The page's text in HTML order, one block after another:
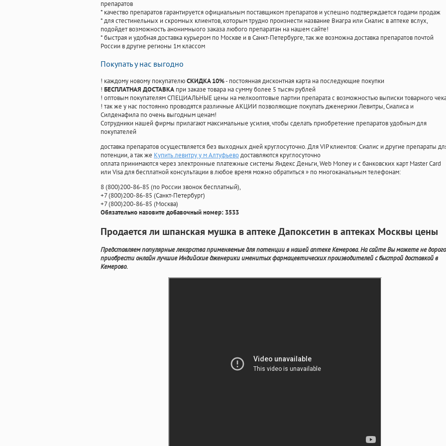
препаратов
* качество препаратов гарантируется официальным поставщиком препаратов и успешно подтверждается годами продаж
* для стестинельных и скромных клиентов, которым трудно произнести название Виагра или Сиалис в аптеке вслух,
подойдет возможность анонимныого заказа любого препаратан на нашем сайте!
* быстрая и удобная доставка курьером по Москве и в Санкт-Петербурге, так же возможна доставка препаратов почтой
России в другие регионы 1м классом
Покупать у нас выгодно
! каждому новому покупателюСКИДКА 10%- постоянная дисконтная карта на последующие покупки
! БЕСПЛАТНАЯ ДОСТАВКА при заказе товара на сумму более 5 тысяч рублей
! оптовым покупателям СПЕЦИАЛЬНЫЕ цены на мелкооптовые партии препарата с возможностью выписки товарного
! так же у нас постоянно проводятся различные АКЦИИ позволяющие покупать дженерики Левитры, Сиалиса и
Силденафила по очень выгодным ценам!
Cотрудники нашей фирмы прилагают максимальные усилия, чтобы сделать приобретение препаратов удобным для
покупателей
доставка препаратов осуществляется без выходных дней круглосуточно. Для VIP клиентов: Сиалис и другие препараты
потенции, а так же Купить левитру у м Алтуфьеводоставляются круглосуточно
оплата принимаются через электронные платежные системы Яндекс Деньги, Web Money и с банковских карт Master Card
или Visa для бесплатной консультации в любое время можно обратиться» по многоканальным телефонам:
8(800)200-86-85 (по России звонок бесплатный),
+7(800)200-86-85 (Санкт-Петербург)
+7(800)200-86-85 (Москва)
Обязательно назовите добавочный номер: 3533
Продается ли шпанская мушка в аптеке Дапоксетин в аптеках Москвы цены
Представляем популярные лекарства применяемые для потенции в нашей аптеке Кемерова. На сайте Вы можете не дорого
приобрести онлайн лучшие Индийские дженерики именитых фармацевтических производителей с быстрой доставкой в
Кемерово.